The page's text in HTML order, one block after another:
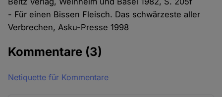
- Für einen Bissen Fleisch. Das schwärzeste aller
Verbrechen, Asku-Presse 1998
Kommentare (3)
Netiquette für Kommentare